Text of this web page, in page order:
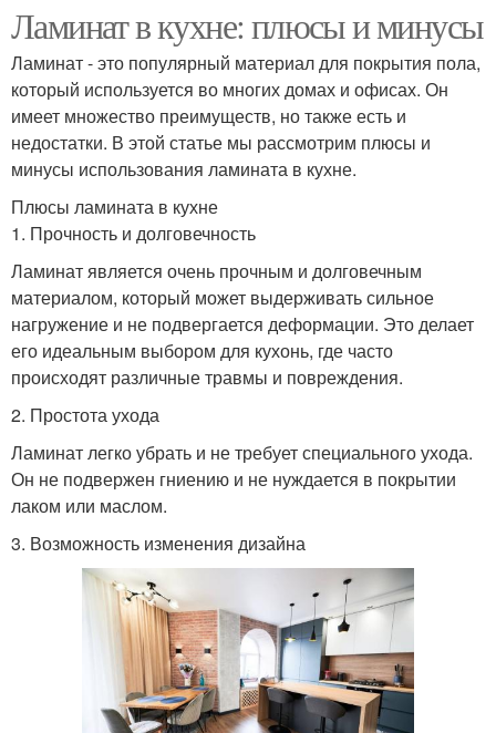
Ламинат в кухне: плюсы и минусы
Ламинат - это популярный материал для покрытия пола,
который используется во многих домах и офисах. Он
имеет множество преимуществ, но также есть и
недостатки. В этой статье мы рассмотрим плюсы и
минусы использования ламината в кухне.
Плюсы ламината в кухне
1. Прочность и долговечность
Ламинат является очень прочным и долговечным
материалом, который может выдерживать сильное
нагружение и не подвергается деформации. Это делает
его идеальным выбором для кухонь, где часто
происходят различные травмы и повреждения.
2. Простота ухода
Ламинат легко убрать и не требует специального ухода.
Он не подвержен гниению и не нуждается в покрытии
лаком или маслом.
3. Возможность изменения дизайна